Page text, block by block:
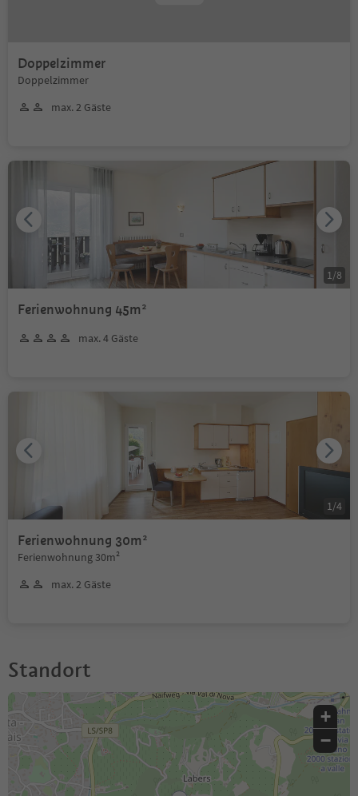
Doppelzimmer
Doppelzimmer
max. 2 Gäste
Ferienwohnung 45m²
max. 4 Gäste
1 /8
Ferienwohnung 30m²
Ferienwohnung 30m²
max. 2 Gäste
1 /4
Standort
+
−